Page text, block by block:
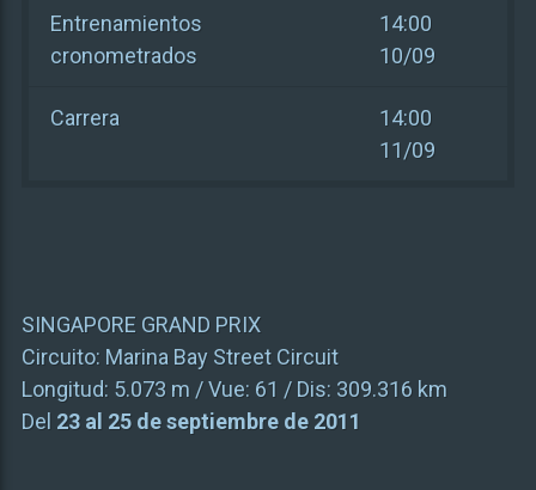
Entrenamientos
cronometrados
14:00
10/09
Carrera
14:00
11/09
SINGAPORE GRAND PRIX
Circuito: Marina Bay Street Circuit
Longitud: 5.073 m / Vue: 61 / Dis: 309.316 km
Del 23 al 25 de septiembre de 2011